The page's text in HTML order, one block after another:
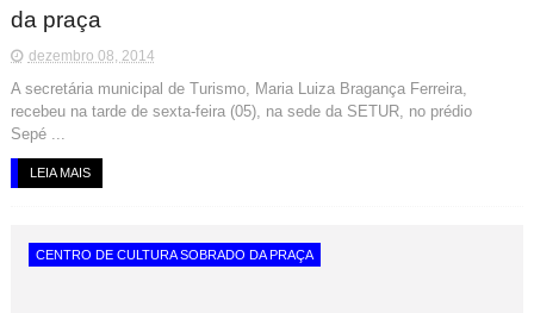
da praça
dezembro 08, 2014
A secretária municipal de Turismo, Maria Luiza Bragança Ferreira,
recebeu na tarde de sexta-feira (05), na sede da SETUR, no prédio
Sepé ...
LEIA MAIS
CENTRO DE CULTURA SOBRADO DA PRAÇA